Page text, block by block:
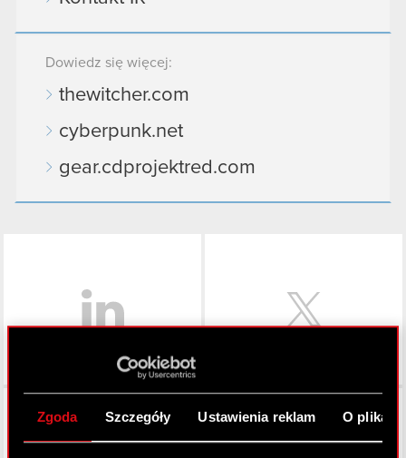
Zgoda Szczegóły Ustawienia reklam O
Dowiedz się więcej:
thewitcher.com
cyberpunk.net
gear.cdprojektred.com